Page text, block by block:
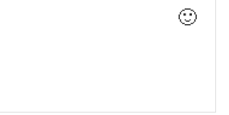
🙂